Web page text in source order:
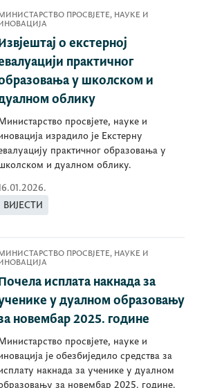
ПРОСВЈЕТЕ, НАУКЕ И
о екстерној
практичног
у школском и
облику
просвјете, науке и
израдило је Екстерну
практичног образовања у
и дуалном облику.
ВИЈЕСТИ
ПРОСВЈЕТЕ, НАУКЕ И
исплата накнада за
у дуалном образовању
новембар 2025. године
просвјете, науке и
је обезбиједило средства за
накнада за ученике у дуалном
за новембар 2025. године.